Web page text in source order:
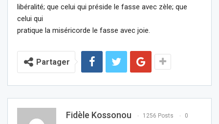
libéralité; que celui qui préside le fasse avec zèle; que
celui qui
pratique la miséricorde le fasse avec joie.
Partager
Fidèle Kossonou 1256 Posts 0